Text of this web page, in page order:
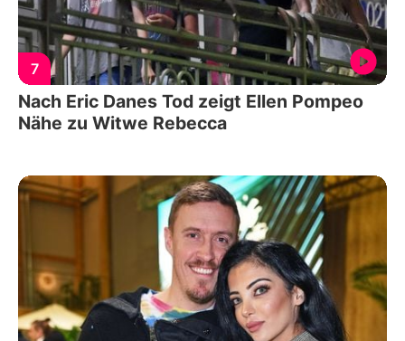
7
Nach Eric Danes Tod zeigt Ellen Pompeo
Nähe zu Witwe Rebecca